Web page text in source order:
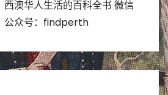
西澳华人生活的百科全书 微信
公众号：findperth